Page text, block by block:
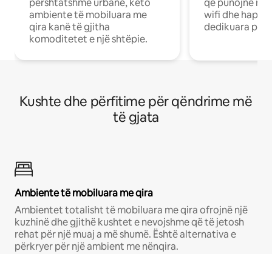
përshtatshme urbane, këto
ambiente të mobiluara me
qira kanë të gjitha
komoditetet e një shtëpie.
që punojnë në
wifi dhe
dedikuara
Kushte dhe përfitime për qëndrime më
të gjata
Ambiente të mobiluara me qira
Ambientet totalisht të mobiluara me qira ofrojnë një
kuzhinë dhe gjithë kushtet e nevojshme që të jetosh
rehat për një muaj a më shumë. Është alternativa e
përkryer për një ambient me nënqira.